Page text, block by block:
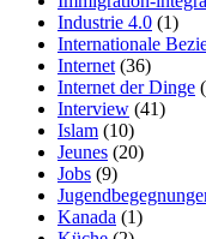
Industrie 4.0 (1)
Internationale
Internet (36)
Internet der Dinge
Interview (41)
Islam (10)
Jeunes (20)
Jobs (9)
Kanada (1)